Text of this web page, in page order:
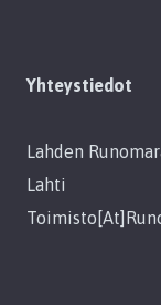
Yhteystiedot
Lahden
Lahti